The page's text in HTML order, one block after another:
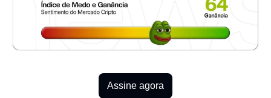
Assine agora